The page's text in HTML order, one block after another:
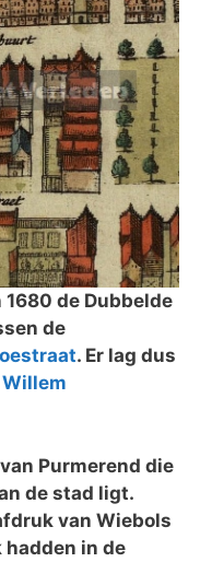
de Dubbelde
de
. Er lag dus
Willem
Purmerend die
de stad ligt.
van Wiebols
in de